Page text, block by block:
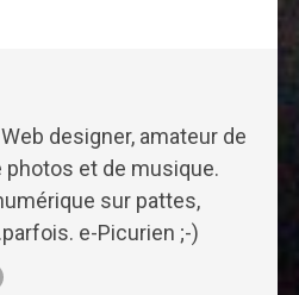
designer, amateur de
photos et de musique.
sur pattes,
e-Picurien ;-)